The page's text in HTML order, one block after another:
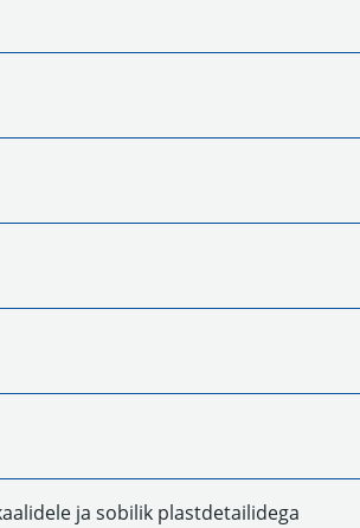
ja sobilik plastdetailidega